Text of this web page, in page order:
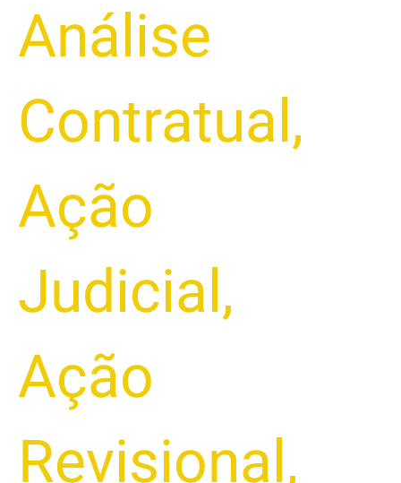
Análise
Contratual ,
Ação
Judicial ,
Ação
Revisional ,
Capital
de